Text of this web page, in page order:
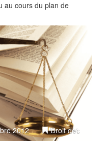
au cours du plan de
2012
Droit des